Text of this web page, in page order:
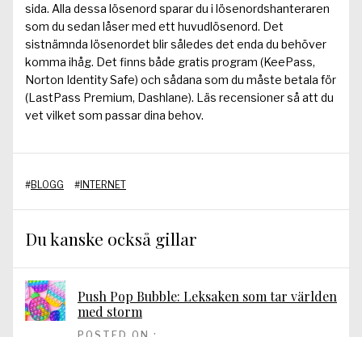
sida. Alla dessa lösenord sparar du i lösenordshanteraren
som du sedan låser med ett huvudlösenord. Det
sistnämnda lösenordet blir således det enda du behöver
komma ihåg. Det finns både gratis program (KeePass,
Norton Identity Safe) och sådana som du måste betala för
(LastPass Premium, Dashlane). Läs recensioner så att du
vet vilket som passar dina behov.
#BLOGG # INTERNET
Du kanske också gillar
Push Pop Bubble: Leksaken som tar världen
med storm